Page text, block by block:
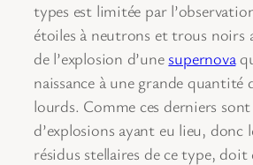
types est limitée par
étoiles à neutrons et trous noirs
de l’explosion d’une supernova
naissance à une grande quantité
lourds. Comme ces derniers
d’explosions ayant eu lieu, donc
résidus stellaires de ce type, doit